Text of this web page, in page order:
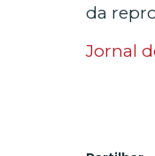
da
Jornal